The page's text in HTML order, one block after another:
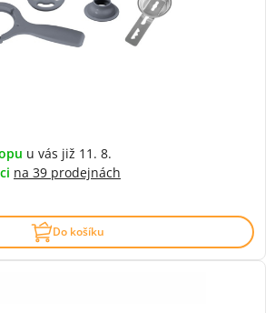
u vás již 11. 8.
na 39 prodejnách
Do košíku